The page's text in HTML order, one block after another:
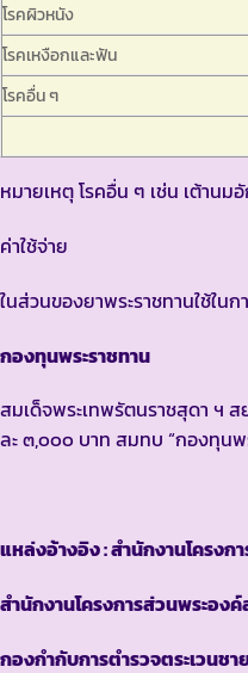
โรคผิวหนัง
โรคเหงือกและฟัน
โรคอื่น ๆ
หมายเหตุ โรคอื่น ๆ เช่น เต้านมอั
ค่าใช้จ่าย
ในส่วนของยาพระราชทานใช้ใ
กองทุนพระราชทาน
สมเด็จพระเทพรัตนราชสุดา ฯ
ละ ๓,๐๐๐ บาท สมทบ “กองทุนพ
แหล่งอ้างอิง : สำนักงานโครงก
สำนักงานโครงการส่วนพระอง
กองกำกับการตำรวจตระเวนช